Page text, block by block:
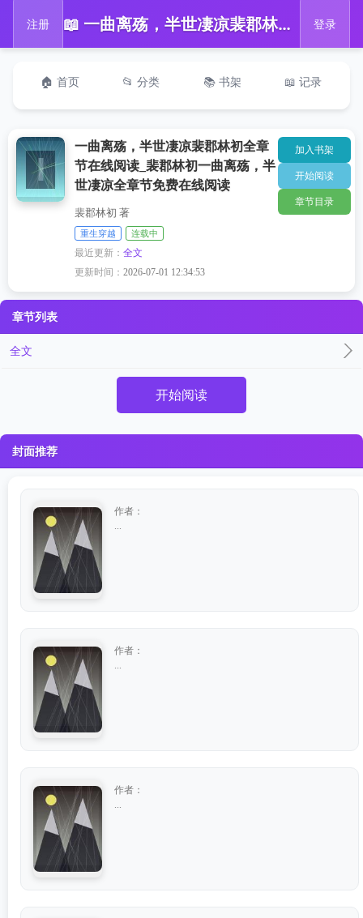
注册 📖 一曲离殇，半世凄凉裴郡林初全章节在线阅读_裴郡林初一曲离殇，半世凄凉全章节免费在线阅读 登录
🏠 首页 📂 分类 📚 书架 📖 记录
一曲离殇，半世凄凉裴郡林初全章
节在线阅读_裴郡林初一曲离殇，半
世凄凉全章节免费在线阅读
裴郡林初 著
重生穿越 连载中
最近更新：全文
更新时间：2026-07-01 12:34:53
加入书架
开始阅读
章节目录
章节列表
全文
开始阅读
封面推荐
作者：
作者：
作者：